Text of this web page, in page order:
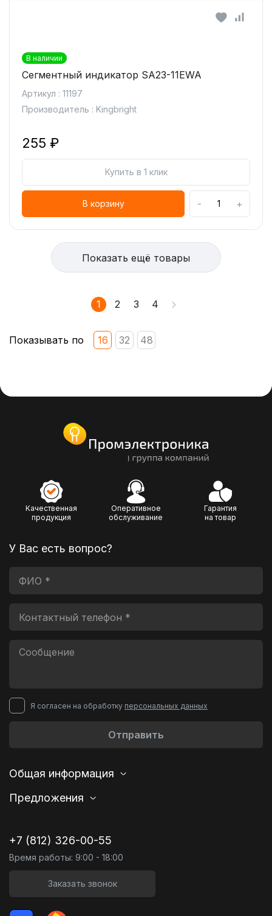
В наличии
Сегментный индикатор SA23-11EWA
Артикул : 11197
Производитель : Kingbright
255 ₽
Купить в 1 клик
В корзину - +
Показать ещё товары
1 2 3 4
Показывать по 16 32 48
Качественная
продукция
Оперативное
обслуживание
Гарантия
на товар
У Вас есть вопрос?
Я согласен на обработку персональных данных
Отправить
Общая информация
Предложения
+7 (812) 326-00-55
Время работы: 9:00 - 18:00
Заказать звонок